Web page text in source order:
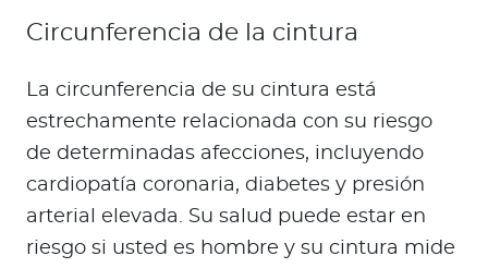
Circunferencia de la cintura
La circunferencia de su cintura está
estrechamente relacionada con su riesgo
de determinadas afecciones, incluyendo
cardiopatía coronaria, diabetes y presión
arterial elevada. Su salud puede estar en
riesgo si usted es hombre y su cintura mide